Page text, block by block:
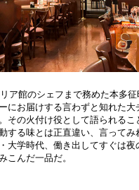
ア館のシェフまで務めた本多
にお届けする言わずと知れた
その火付け役として語られる
する味とは正直違い、言って
大学時代、働き出してすぐは
こんだ一品だ。